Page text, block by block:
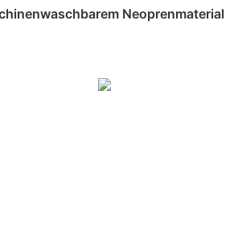
Neoprenmaterial